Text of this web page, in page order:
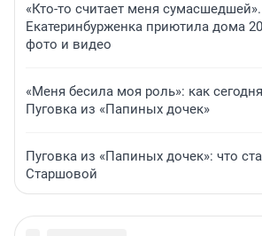
«Кто-то считает меня сумасшедшей».
Екатеринбурженка приютила дома
фото и видео
«Меня бесила моя роль»: как
Пуговка из «Папиных дочек»
Пуговка из «Папиных дочек»: что
Старшовой